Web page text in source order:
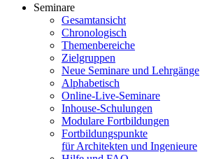
Seminare
Gesamtansicht
Chronologisch
Themenbereiche
Zielgruppen
Neue Seminare und Lehrgänge
Alphabetisch
Online-Live-Seminare
Inhouse-Schulungen
Modulare Fortbildungen
Fortbildungspunkte
für Architekten und Ingenieure